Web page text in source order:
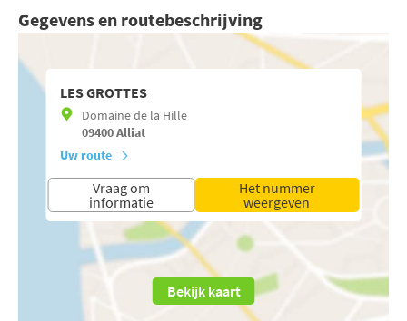
Gegevens en routebeschrijving
LES GROTTES
Domaine de la Hille
09400Alliat
Uw route
Vraag om
informatie
Het nummer
weergeven
Bekijk kaart